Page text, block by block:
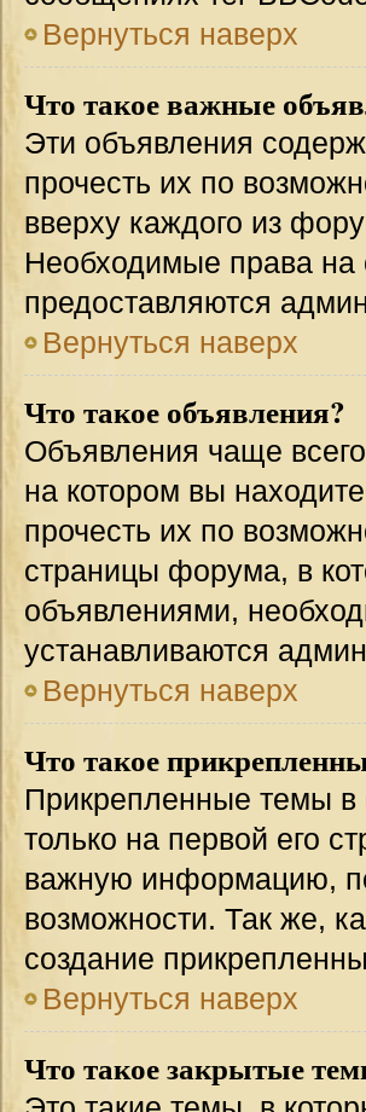
Вернуться наверх
Что такое важные
Эти объявления
прочесть их по
вверху каждого из
Необходимые права на
предоставляются
Вернуться наверх
Что такое объявления?
Объявления чаще
на котором вы
прочесть их по
страницы форума, в
объявлениями,
устанавливаются
Вернуться наверх
Что такое
Прикрепленные темы в
только на первой его
важную информацию,
возможности. Так же,
создание
Вернуться наверх
Что такое закрытые